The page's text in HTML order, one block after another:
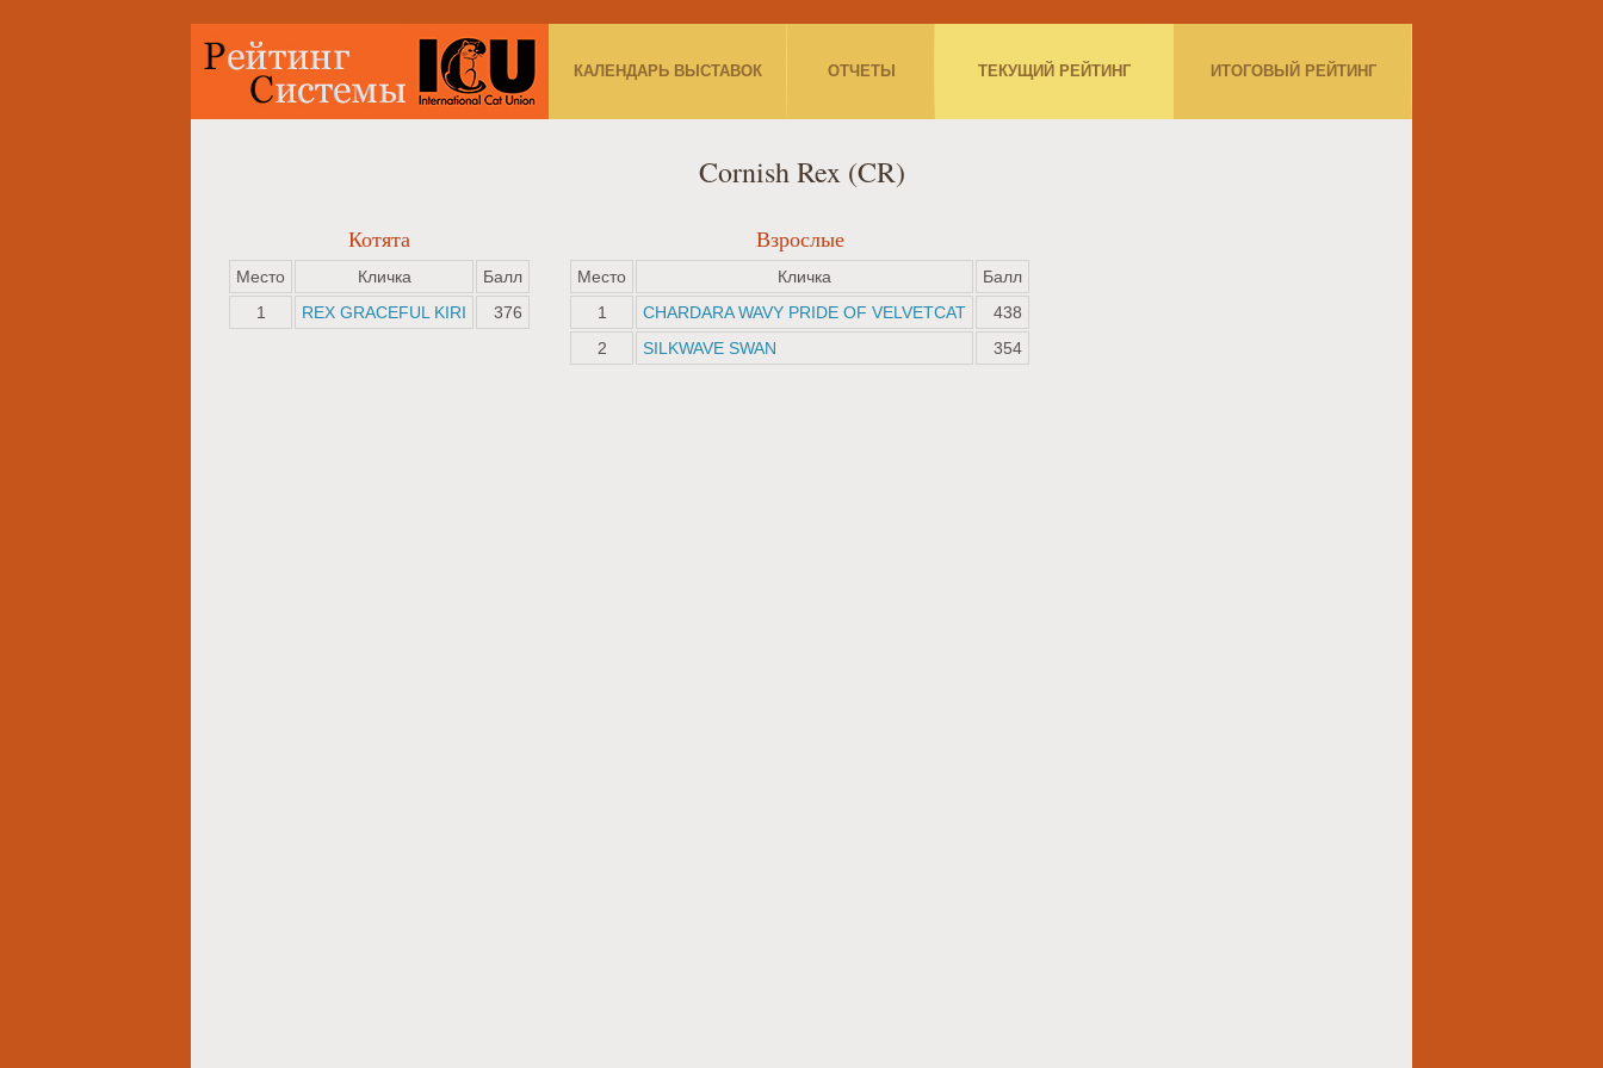
КАЛЕНДАРЬ ВЫСТАВОК ОТЧЕТЫ ТЕКУЩИЙ РЕЙТИНГ ИТОГОВЫЙ РЕЙТИНГ
Cornish Rex (CR)
Котята
Место Кличка
Балл
1
REX GRACEFUL KIRI 376
Взрослые
Место Кличка
Балл
1
CHARDARA WAVY PRIDE OF VELVETCAT
438
2
SILKWAVE SWAN 354